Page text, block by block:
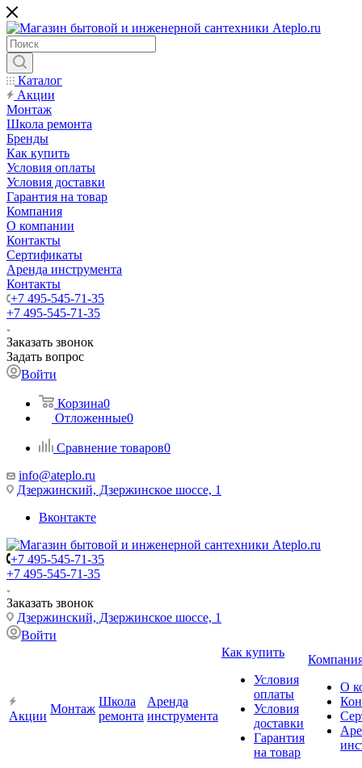
Каталог
Акции
Монтаж
Школа ремонта
Бренды
Как купить
Условия оплаты
Условия доставки
Гарантия на товар
Компания
О компании
Контакты
Сертификаты
Аренда инструмента
Контакты
+7 495-545-71-35
+7 495-545-71-35
Заказать звонок
Задать вопрос
Войти
Корзина0
Отложенные0
Сравнение товаров0
info@ateplo.ru
Дзержинский, Дзержинское шоссе, 1
Вконтакте
+7 495-545-71-35
+7 495-545-71-35
Заказать звонок
Дзержинский, Дзержинское шоссе, 1
Войти
Акции
Монтаж
Школа
ремонта
Аренда
инструмента
Как купить
Условия
оплаты
Условия
доставки
Гарантия
на товар
О